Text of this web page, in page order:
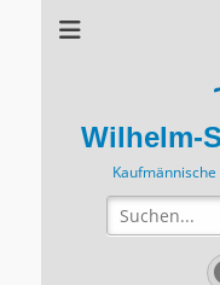
Wilhelm-
Suchen
nach: